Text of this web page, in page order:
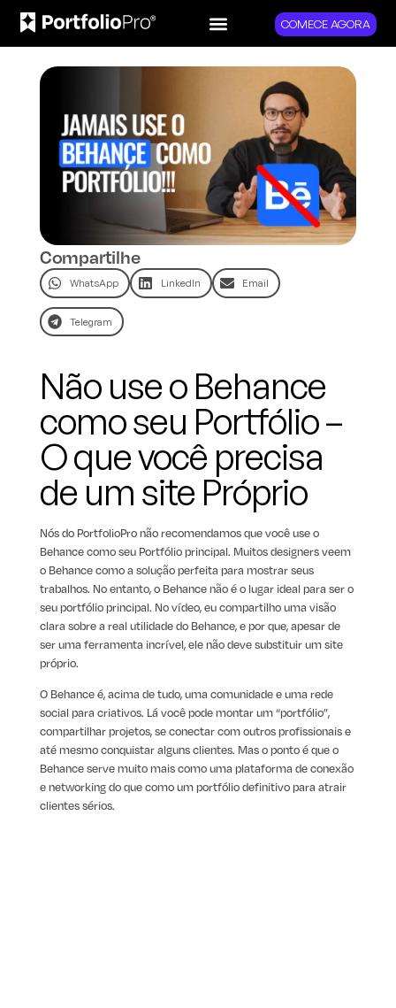
COMECE AGORA
Compartilhe
WhatsApp LinkedIn Email
Telegram
Não use o Behance
como seu Portfólio –
O que você precisa
de um site Próprio
Nós do PortfolioPro não recomendamos que você use o
Behance como seu Portfólio principal. Muitos designers veem
o Behance como a solução perfeita para mostrar seus
trabalhos. No entanto, o Behance não é o lugar ideal para ser o
seu portfólio principal. No vídeo, eu compartilho uma visão
clara sobre a real utilidade do Behance, e por que, apesar de
ser uma ferramenta incrível, ele não deve substituir um site
próprio.
O Behance é, acima de tudo, uma comunidade e uma rede
social para criativos. Lá você pode montar um “portfólio”,
compartilhar projetos, se conectar com outros profissionais e
até mesmo conquistar alguns clientes. Mas o ponto é que o
Behance serve muito mais como uma plataforma de conexão
e networking do que como um portfólio definitivo para atrair
clientes sérios.